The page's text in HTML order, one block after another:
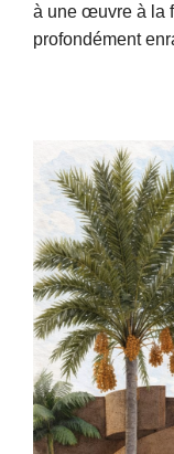
à une œuvre à la
profondément